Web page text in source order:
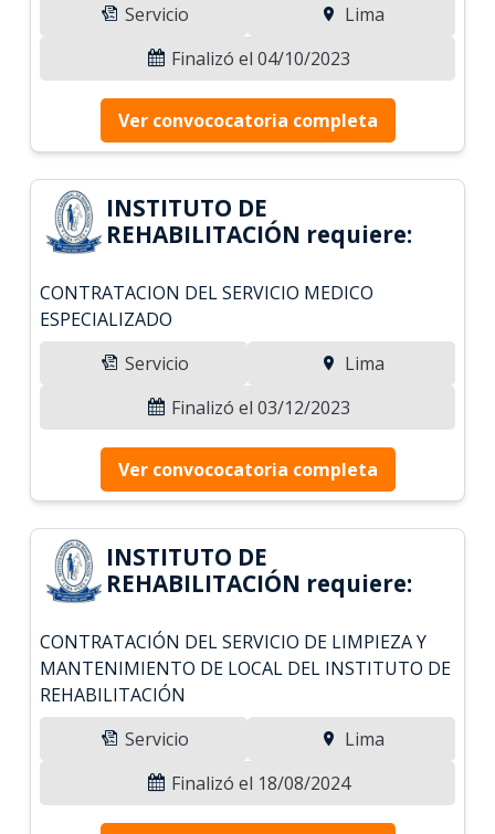
Servicio
Lima
Finalizó el 04/10/2023
Ver convococatoria completa
INSTITUTO DE
REHABILITACIÓN requiere:
CONTRATACION DEL SERVICIO MEDICO
ESPECIALIZADO
Servicio
Lima
Finalizó el 03/12/2023
Ver convococatoria completa
INSTITUTO DE
REHABILITACIÓN requiere:
CONTRATACIÓN DEL SERVICIO DE LIMPIEZA Y
MANTENIMIENTO DE LOCAL DEL INSTITUTO DE
REHABILITACIÓN
Servicio
Lima
Finalizó el 18/08/2024